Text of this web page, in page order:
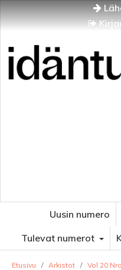
Uusin numero
Tulevat numerot
Etusivu / Arkistot / Vol 20